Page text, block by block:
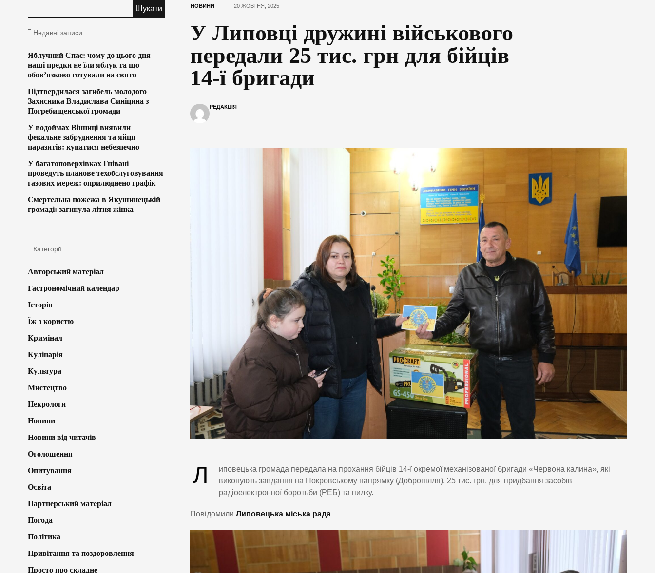
НОВИНИ 20 ЖОВТНЯ, 2025
У Липовці дружині військового
передали 25 тис. грн для бійців
14-ї бригади
РЕДАКЦІЯ
Л
иповецька громада передала на прохання бійців 14-ї окремої механізованої бригади «Червона калина», які
виконують завдання на Покровському напрямку (Добропілля), 25 тис. грн. для придбання засобів
радіоелектронної боротьби (РЕБ) та пилку.
Повідомили Липовецька міська рада
Недавні записи
Яблучний Спас: чому до цього дня
наші предки не їли яблук та що
обов’язково готували на свято
Підтвердилася загибель молодого
Захисника Владислава Синіцина з
Погребищенської громади
У водоймах Вінниці виявили
фекальне забруднення та яйця
паразитів: купатися небезпечно
У багатоповерхівках Гнівані
проведуть планове техобслуговування
газових мереж: оприлюднено графік
Смертельна пожежа в Якушинецькій
громаді: загинула літня жінка
Категорії
Авторський матеріал
Гастрономічний календар
Історія
Їж з користю
Кримінал
Кулінарія
Культура
Мистецтво
Некрологи
Новини
Новини від читачів
Оголошення
Опитування
Освіта
Партнерський матеріал
Погода
Політика
Привітання та поздоровлення
Просто про складне